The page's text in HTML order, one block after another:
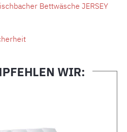
Bettwäsche JERSEY
WIR: